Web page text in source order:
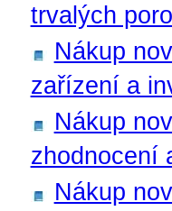
trvalých
Nákup
zařízení a
Nákup
zhodnocení
Nákup